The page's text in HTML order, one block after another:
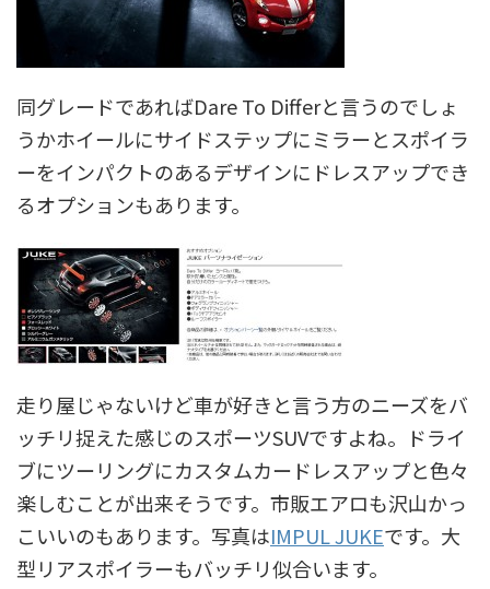
同グレードであればDare To Differと言うのでしょ
うかホイールにサイドステップにミラーとスポイラ
ーをインパクトのあるデザインにドレスアップでき
るオプションもあります。
走り屋じゃないけど車が好きと言う方のニーズをバ
ッチリ捉えた感じのスポーツSUVですよね。ドライ
ブにツーリングにカスタムカードレスアップと色々
楽しむことが出来そうです。市販エアロも沢山かっ
こいいのもあります。写真はIMPUL JUKEです。大
型リアスポイラーもバッチリ似合います。